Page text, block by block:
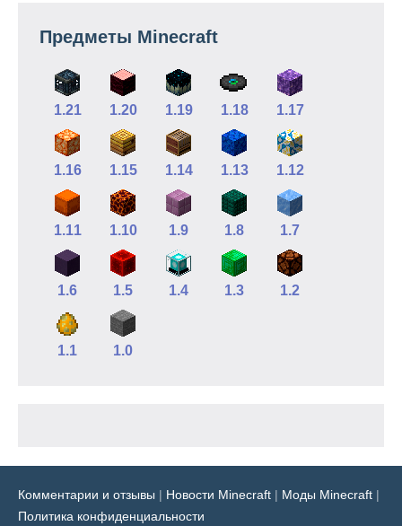
Предметы Minecraft
1.21 1.20 1.19 1.18 1.17
1.16 1.15 1.14 1.13 1.12
1.11 1.10 1.9 1.8 1.7
1.6 1.5 1.4 1.3 1.2
1.1 1.0
Комментарии и отзывы | Новости Minecraft | Моды Minecraft |
Политика конфиденциальности